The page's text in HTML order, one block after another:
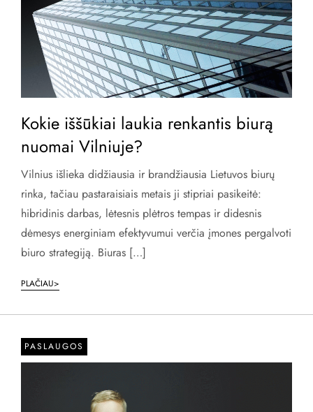
Kokie iššūkiai laukia renkantis biurą
nuomai Vilniuje?
Vilnius išlieka didžiausia ir brandžiausia Lietuvos biurų
rinka, tačiau pastaraisiais metais ji stipriai pasikeitė:
hibridinis darbas, lėtesnis plėtros tempas ir didesnis
dėmesys energiniam efektyvumui verčia įmones pergalvoti
biuro strategiją. Biuras […]
PLAČIAU>
PASLAUGOS